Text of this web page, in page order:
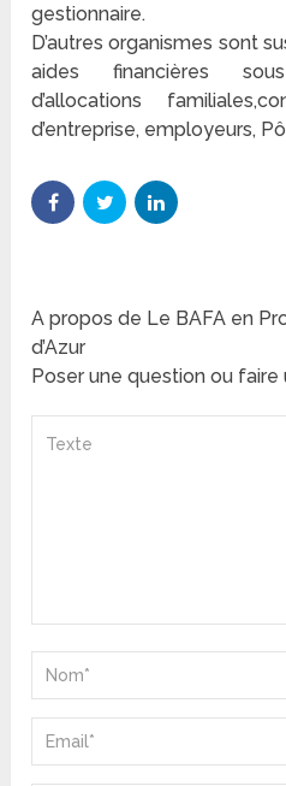
gestionnaire.
D’autres organismes sont
aides financières
d’allocations
d’entreprise, employeurs,
A propos de Le BAFA en
d’Azur
Poser une question ou